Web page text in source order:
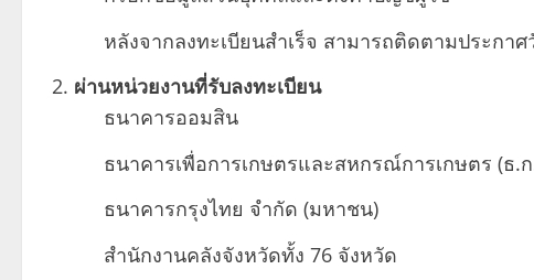
หลังจากลงทะเบียนสำเร็จ สามารถติดตามประกา
ผ่านหน่วยงานที่รับลงทะเบียน
ธนาคารออมสิน
ธนาคารเพื่อการเกษตรและสหกรณ์การเกษตร (ธ.
ธนาคารกรุงไทย จำกัด (มหาชน)
สำนักงานคลังจังหวัดทั้ง 76 จังหวัด